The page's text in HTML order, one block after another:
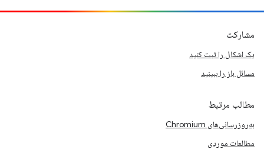
مشارکت
یک اشکال را ثبت کنید
مسائل باز را ببینید
مطالب مرتبط
به‌روزرسانی‌های Chromium
مطالعات موردی